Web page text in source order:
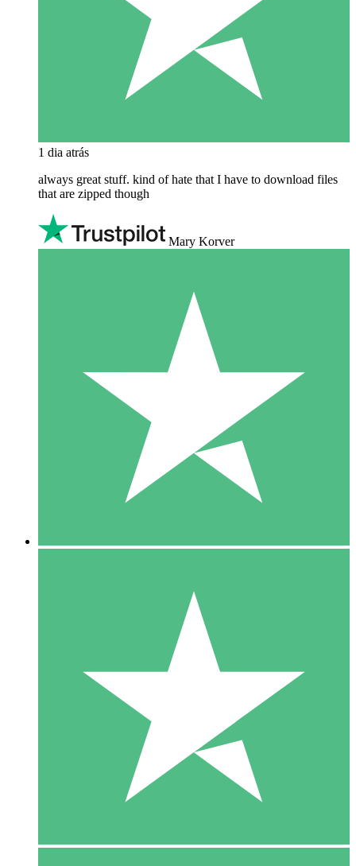
1 dia atrás
always great stuff. kind of hate that I have to download files
that are zipped though
Mary Korver